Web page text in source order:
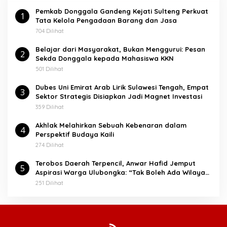
u
k
1
Pemkab Donggala Gandeng Kejati Sulteng Perkuat
Tata Kelola Pengadaan Barang dan Jasa
704 Dilihat
2
Belajar dari Masyarakat, Bukan Menggurui: Pesan
Sekda Donggala kepada Mahasiswa KKN
501 Dilihat
3
Dubes Uni Emirat Arab Lirik Sulawesi Tengah, Empat
Sektor Strategis Disiapkan Jadi Magnet Investasi
359 Dilihat
4
Akhlak Melahirkan Sebuah Kebenaran dalam
Perspektif Budaya Kaili
274 Dilihat
5
Terobos Daerah Terpencil, Anwar Hafid Jemput
Aspirasi Warga Ulubongka: “Tak Boleh Ada Wilayah
yang Tertinggal”
251 Dilihat